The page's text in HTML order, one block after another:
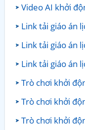
Video AI khởi
Link tải giáo án
Link tải giáo án
Link tải giáo án
Trò chơi khởi
Trò chơi khởi
Trò chơi khởi